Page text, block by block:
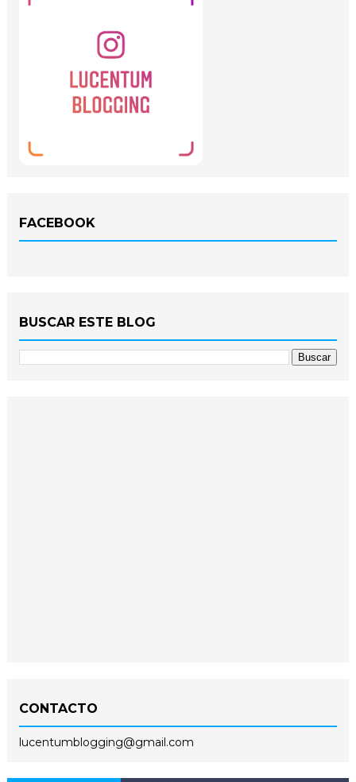
FACEBOOK
BUSCAR ESTE BLOG
CONTACTO
lucentumblogging@gmail.com